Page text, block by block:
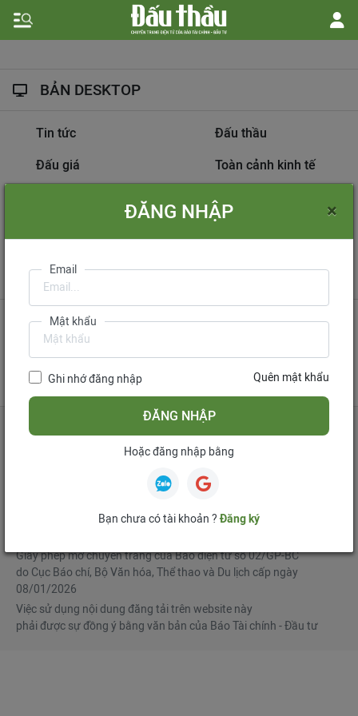
BẢN DESKTOP
Tin tức Đấu thầu
Đấu giá Toàn cảnh kinh tế
Dự án đầu tư
Information on
International Tendering
Gửi phản hồi
Liên hệ quảng cáo
Liên hệ đặt báo
tử
Mua bản tin điện tử
Đăng ký diễn đàn
Ngô Chí Tùng Lê Trọng Minh
Giấy phép mở chuyên trang của Báo điện tử số 02/GP-BC
do Cục Báo chí, Bộ Văn hóa, Thể thao và Du lịch cấp ngày
08/01/2026
Việc sử dụng nội dung đăng tải trên website này
phải được sự đồng ý bằng văn bản của Báo Tài chính - Đầu tư
ĐĂNG NHẬP ×
Email
Mật khẩu
Ghi nhớ đăng nhập Quên mật khẩu
ĐĂNG NHẬP
Hoặc đăng nhập bằng
Bạn chưa có tài khoản ?Đăng ký